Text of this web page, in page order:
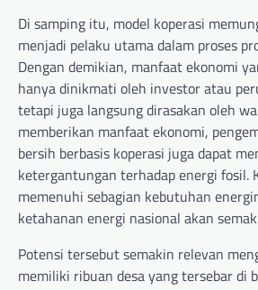
Di samping itu, model koperasi
menjadi pelaku utama dalam proses
Dengan demikian, manfaat ekonomi
hanya dinikmati oleh investor atau
tetapi juga langsung dirasakan oleh
memberikan manfaat ekonomi,
bersih berbasis koperasi juga dapat
ketergantungan terhadap energi fosil.
memenuhi sebagian kebutuhan
ketahanan energi nasional akan
Potensi tersebut semakin relevan
memiliki ribuan desa yang tersebar di